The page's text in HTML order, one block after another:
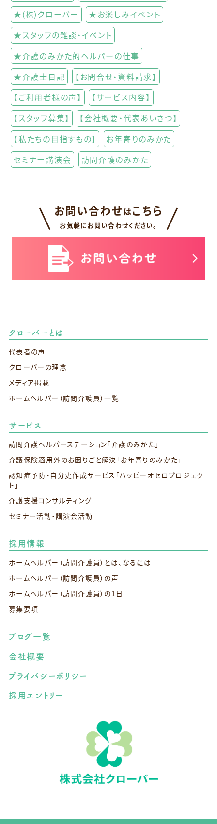
★(株)クローバー
★お楽しみイベント
★スタッフの雑談・イベント
★介護のみかた的ヘルパーの仕事
★介護士日記
【お問合せ・資料請求】
【ご利用者様の声】
【サービス内容】
【スタッフ募集】
【会社概要・代表あいさつ】
【私たちの目指すもの】
お年寄りのみかた
セミナー講演会
訪問介護のみかた
お問い合わせ はこちら
お気軽にお問い合わせください。
クローバーとは
代表者の声
クローバーの理念
メディア掲載
ホームヘルパー（訪問介護員）一覧
サービス
訪問介護ヘルパーステーション「介護のみかた」
介護保険適用外のお困りごと解決 「お年寄りのみかた」
認知症予防・自分史作成サービス 「ハッピーオセロプロジェク
ト」
介護支援コンサルティング
セミナー活動・講演会活動
採用情報
ホームヘルパー（訪問介護員）とは、なるには
ホームヘルパー（訪問介護員）の声
ホームヘルパー（訪問介護員）の1日
募集要項
ブログ一覧
会社概要
プライバシーポリシー
採用エントリー